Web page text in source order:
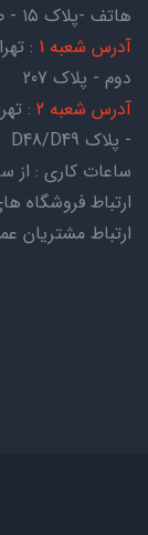
هاتف -پلاک ۱۵ - طبقه اول - واحد ۱
آدرس شعبه 1
:
دوم - پلاک 207
آدرس شعبه 2
:
- پلاک D48/D49
ساعات کاری : از ساعت 09:00 تا
ارتباط فروشگاه های
ارتباط مشتریان عمده :